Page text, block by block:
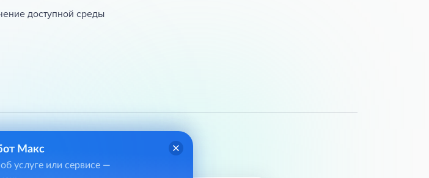
доступной среды
инвалидов
Макс
услуге или сервисе —